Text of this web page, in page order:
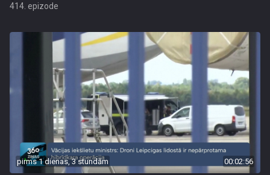
414. epizode
pirms 1 dienas, 3 stundām 00:02:56